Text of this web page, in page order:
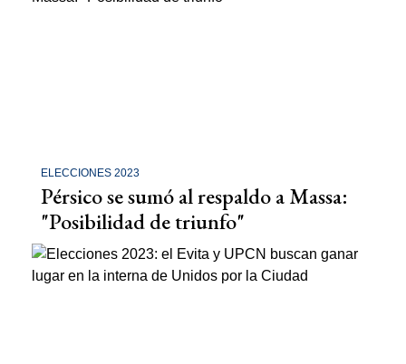
ELECCIONES 2023
Pérsico se sumó al respaldo a Massa:
"Posibilidad de triunfo"